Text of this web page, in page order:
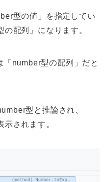
型の値」を指定してい
配列」になります。
number型の配列」だと
型と推論され、
されます。